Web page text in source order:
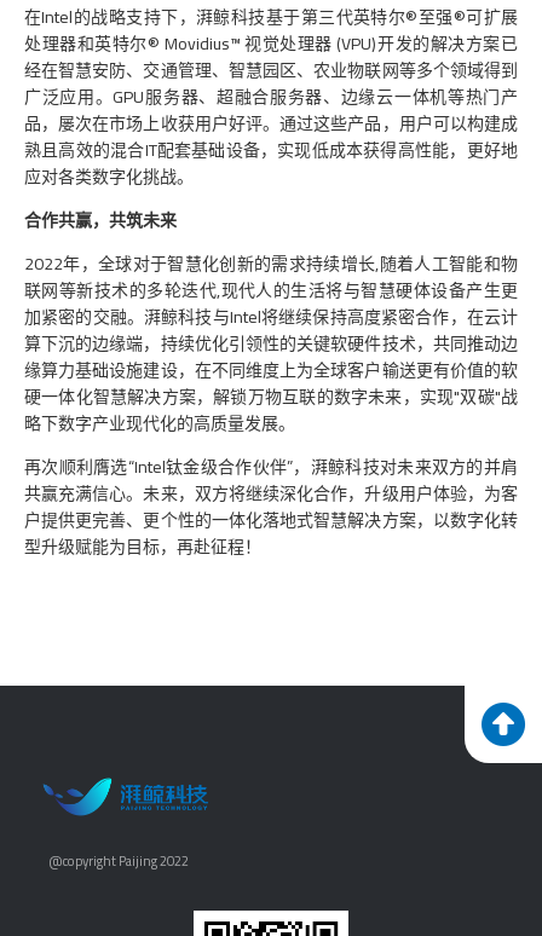
在Intel的战略支持下，湃鲸科技基于第三代英特尔®至强®可扩展
处理器和英特尔® Movidius™ 视觉处理器 (VPU)开发的解决方案已
经在智慧安防、交通管理、智慧园区、农业物联网等多个领域得到
广泛应用。GPU服务器、超融合服务器、边缘云一体机等热门产
品，屡次在市场上收获用户好评。通过这些产品，用户可以构建成
熟且高效的混合IT配套基础设备，实现低成本获得高性能，更好地
应对各类数字化挑战。
合作共赢，共筑未来
2022年，全球对于智慧化创新的需求持续增长,随着人工智能和物
联网等新技术的多轮迭代,现代人的生活将与智慧硬体设备产生更
加紧密的交融。湃鲸科技与Intel将继续保持高度紧密合作，在云计
算下沉的边缘端，持续优化引领性的关键软硬件技术，共同推动边
缘算力基础设施建设，在不同维度上为全球客户输送更有价值的软
硬一体化智慧解决方案，解锁万物互联的数字未来，实现"双碳"战
略下数字产业现代化的高质量发展。
再次顺利膺选“Intel钛金级合作伙伴”，湃鲸科技对未来双方的并肩
共赢充满信心。未来，双方将继续深化合作，升级用户体验，为客
户提供更完善、更个性的一体化落地式智慧解决方案，以数字化转
型升级赋能为目标，再赴征程！
@copyright Paijing 2022